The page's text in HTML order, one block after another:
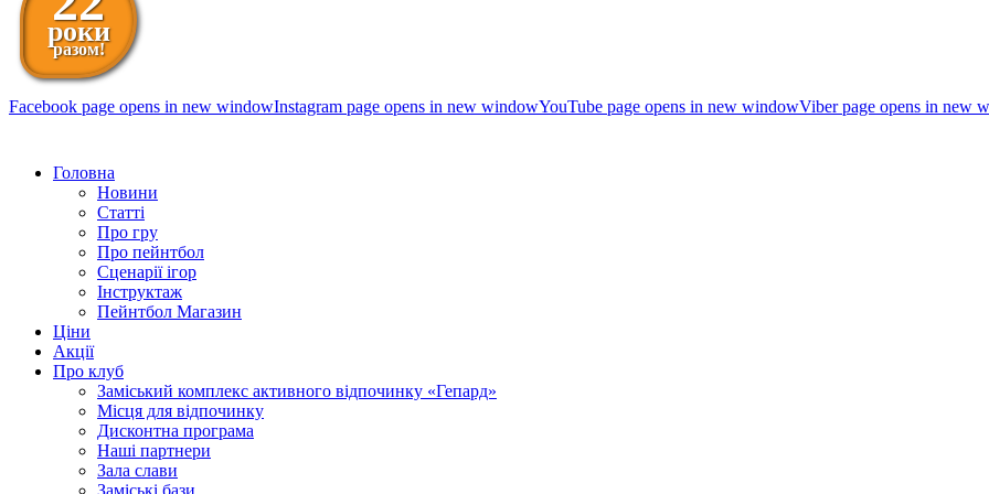
роки
разом!
Facebook page opens in new windowInstagram page opens in new windowYouTube page opens in new windowViber page opens in new
Головна
Новини
Статті
Про гру
Про пейнтбол
Сценарії ігор
Інструктаж
Пейнтбол Магазин
Ціни
Акції
Про клуб
Заміський комплекс активного відпочинку «Гепард»
Місця для відпочинку
Дисконтна програма
Наші партнери
Зала слави
Заміські бази